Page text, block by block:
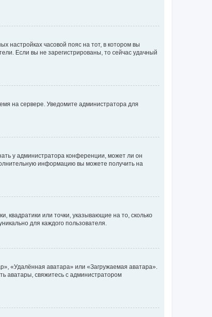
настройках часовой пояс на тот, в котором вы
Если вы не зарегистрированы, то сейчас удачный
на сервере. Уведомите администратора для
у администратора конференции, может ли он
информацию вы можете получить на
квадратики или точки, указывающие на то, сколько
для каждого пользователя.
«Удалённая аватара» или «Загружаемая аватара».
аватары, свяжитесь с администратором